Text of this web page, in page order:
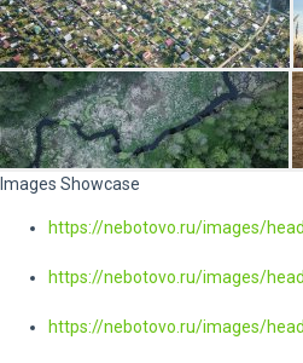
Images Showcase
https://nebotovo.ru/images/
https://nebotovo.ru/images/
https://nebotovo.ru/images/